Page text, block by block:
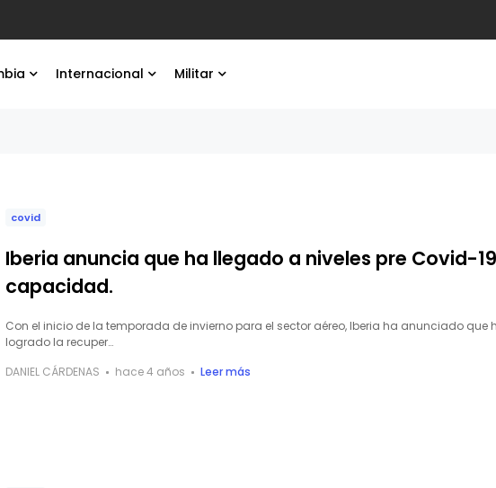
Internacional Militar
covid
Iberia anuncia que ha llegado a niveles pre Covid-
capacidad.
Con el inicio de la temporada de invierno para el sector aéreo, Iberia ha anunciado que
logrado la recuper…
DANIEL CÁRDENAS
hace 4 años Leer más